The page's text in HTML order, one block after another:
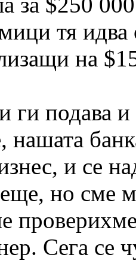
тя
на
ги подава и
нашата
и се
но сме
Сега се